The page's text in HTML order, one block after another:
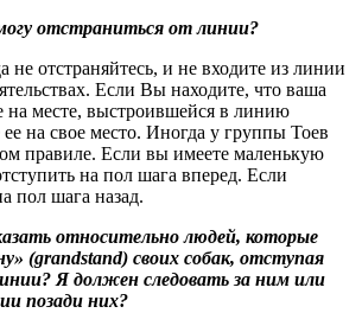
отстраниться от линии?
не отстраняйтесь, и не входите из линии
Если Вы находите, что ваша
на месте, выстроившейся в линию
на свое место. Иногда у группы Тоев
правиле. Если вы имеете маленькую
на пол шага вперед. Если
пол шага назад.
относительно людей, которые
(grandstand) своих собак, отступая
Я должен следовать за ним или
позади них?